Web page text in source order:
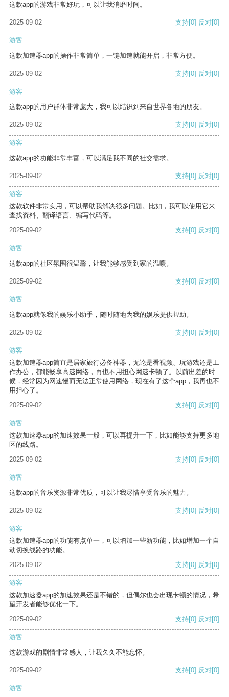
这款app的游戏非常好玩，可以让我消磨时间。
2025-09-02 支持[0] 反对[0]
游客
这款加速器app的操作非常简单，一键加速就能开启，非常方便。
2025-09-02 支持[0] 反对[0]
游客
这款app的用户群体非常庞大，我可以结识到来自世界各地的朋友。
2025-09-02 支持[0] 反对[0]
游客
这款app的功能非常丰富，可以满足我不同的社交需求。
2025-09-02 支持[0] 反对[0]
游客
这款软件非常实用，可以帮助我解决很多问题。比如，我可以使用它来
查找资料、翻译语言、编写代码等。
2025-09-02
支持[0] 反对[0]
游客
这款app的社区氛围很温馨，让我能够感受到家的温暖。
2025-09-02 支持[0] 反对[0]
游客
这款app就像我的娱乐小助手，随时随地为我的娱乐提供帮助。
2025-09-02 支持[0] 反对[0]
游客
这款加速器app简直是居家旅行必备神器，无论是看视频、玩游戏还是工
作办公，都能畅享高速网络，再也不用担心网速卡顿了。以前出差的时
候，经常因为网速慢而无法正常使用网络，现在有了这个app，我再也不
用担心了。
2025-09-02
支持[0] 反对[0]
游客
这款加速器app的加速效果一般，可以再提升一下，比如能够支持更多地
区的线路。
2025-09-02
支持[0] 反对[0]
游客
这款app的音乐资源非常优质，可以让我尽情享受音乐的魅力。
2025-09-02 支持[0] 反对[0]
游客
这款加速器app的功能有点单一，可以增加一些新功能，比如增加一个自
动切换线路的功能。
2025-09-02
支持[0] 反对[0]
游客
这款加速器app的加速效果还是不错的，但偶尔也会出现卡顿的情况，希
望开发者能够优化一下。
2025-09-02
支持[0] 反对[0]
游客
这款游戏的剧情非常感人，让我久久不能忘怀。
2025-09-02 支持[0] 反对[0]
游客